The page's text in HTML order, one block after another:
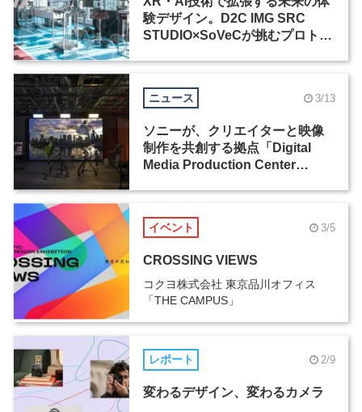
験デザイン。D2C IMG SRC
STUDIO×SoVeCが挑むプロトタ
ニュース 3/13
ソニーが、クリエイターと映像
制作を共創する拠点「Digital
Media Production Center
イベント 3/5
CROSSING VIEWS
コクヨ株式会社 東京品川オフィス
「THE CAMPUS」
レポート 2/9
変わるデザイン、変わるカメラ